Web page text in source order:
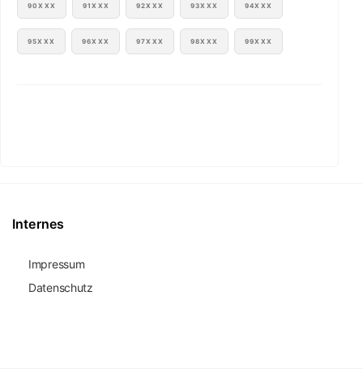
90XXX 91XXX 92XXX 93XXX 94XXX
95XXX 96XXX 97XXX 98XXX 99XXX
Internes
Impressum
Datenschutz